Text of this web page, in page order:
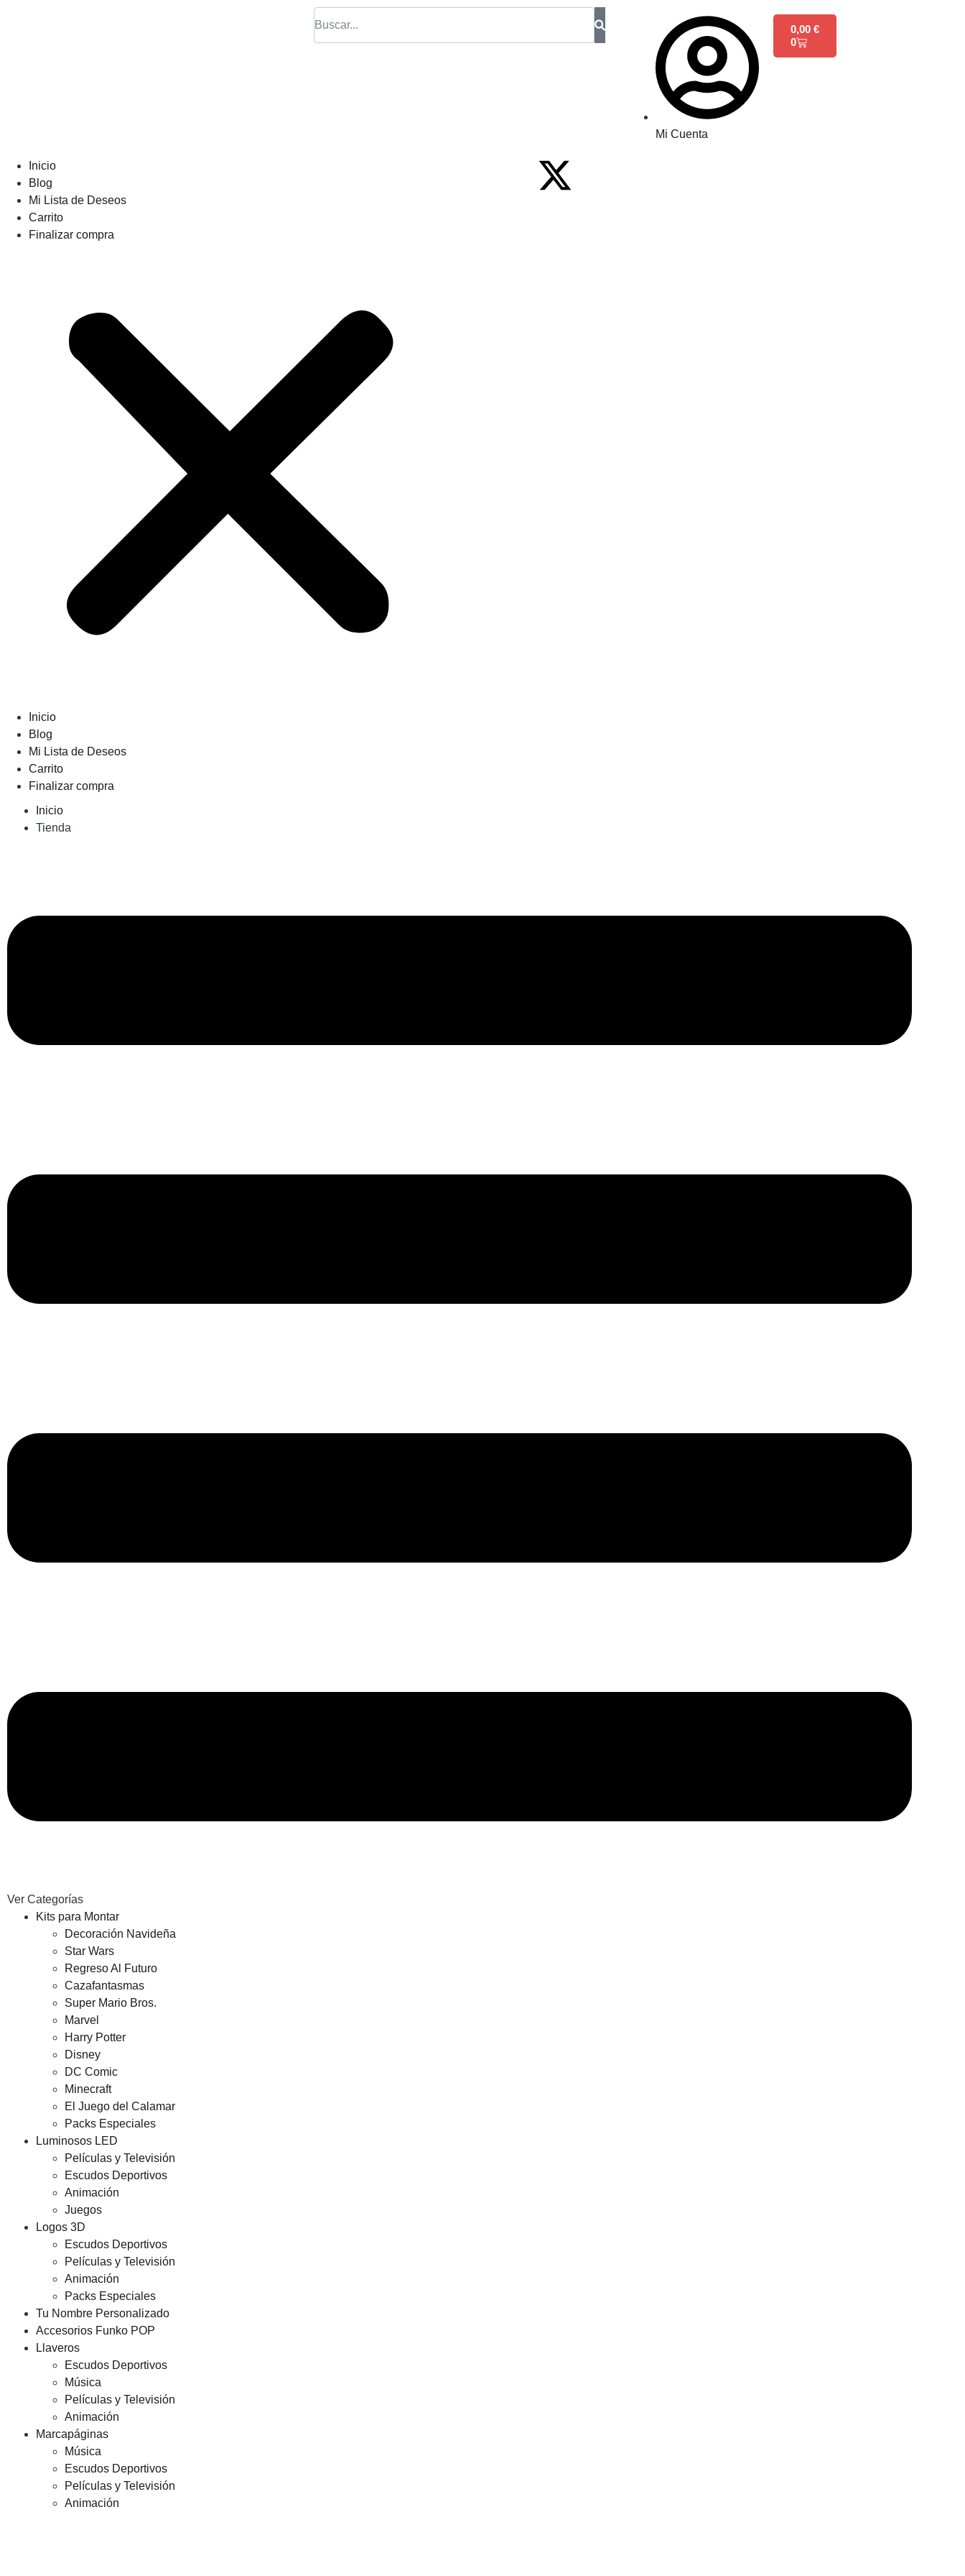
Mi Cuenta
0,00 €
0
Inicio
Blog
Mi Lista de Deseos
Carrito
Finalizar compra
Inicio
Blog
Mi Lista de Deseos
Carrito
Finalizar compra
Inicio
Tienda
Ver Categorías
Kits para Montar
Decoración Navideña
Star Wars
Regreso Al Futuro
Cazafantasmas
Super Mario Bros.
Marvel
Harry Potter
Disney
DC Comic
Minecraft
El Juego del Calamar
Packs Especiales
Luminosos LED
Películas y Televisión
Escudos Deportivos
Animación
Juegos
Logos 3D
Escudos Deportivos
Películas y Televisión
Animación
Packs Especiales
Tu Nombre Personalizado
Accesorios Funko POP
Llaveros
Escudos Deportivos
Música
Películas y Televisión
Animación
Marcapáginas
Música
Escudos Deportivos
Películas y Televisión
Animación